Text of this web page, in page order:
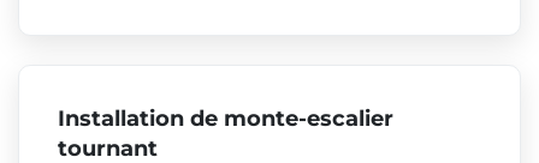
Installation de monte-escalier
tournant